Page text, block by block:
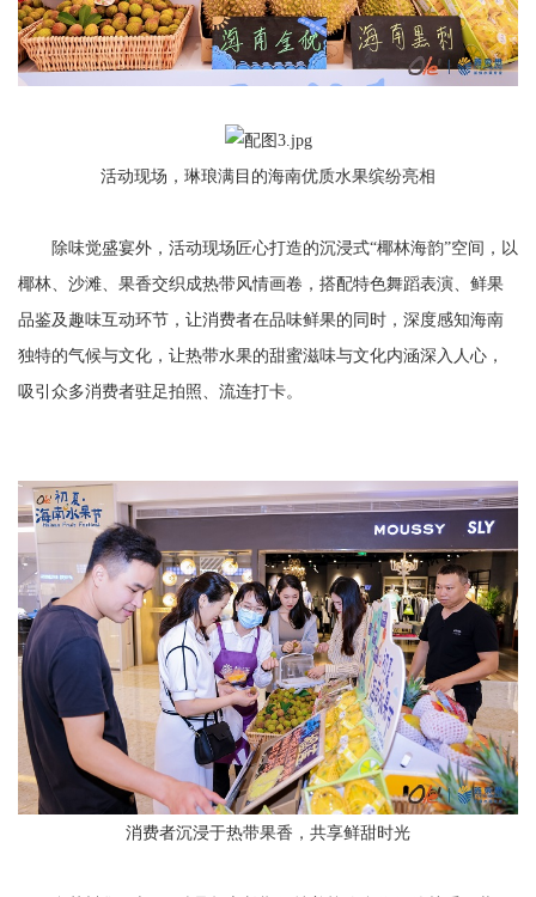
活动现场，琳琅满目的海南优质水果缤纷亮相
除味觉盛宴外，活动现场匠心打造的沉浸式“椰林海韵”空间，以
椰林、沙滩、果香交织成热带风情画卷，搭配特色舞蹈表演、鲜果
品鉴及趣味互动环节，让消费者在品味鲜果的同时，深度感知海南
独特的气候与文化，让热带水果的甜蜜滋味与文化内涵深入人心，
吸引众多消费者驻足拍照、流连打卡。
消费者沉浸于热带果香，共享鲜甜时光